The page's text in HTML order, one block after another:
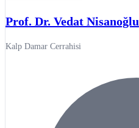
Prof. Dr. Vedat Nisanoğlu
Kalp Damar Cerrahisi